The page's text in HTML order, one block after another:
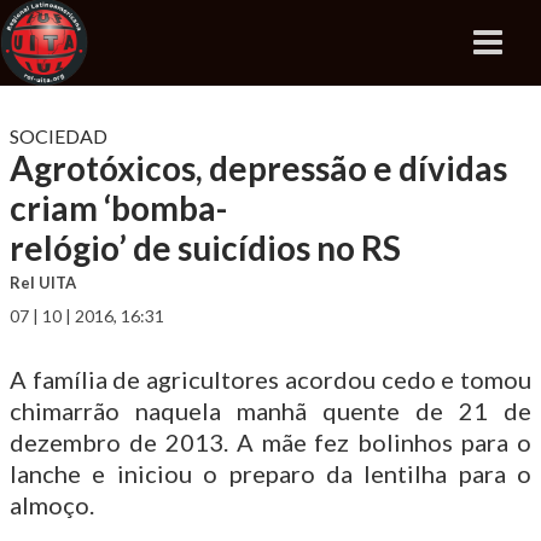
SOCIEDAD
Agrotóxicos, depressão e dívidas
criam ‘bomba-
relógio’ de suicídios no RS
Rel UITA
07 | 10 | 2016, 16:31
A família de agricultores acordou cedo e tomou
chimarrão naquela manhã quente de 21 de
dezembro de 2013. A mãe fez bolinhos para o
lanche e iniciou o preparo da lentilha para o
almoço.